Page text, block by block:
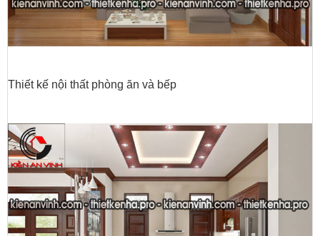
Thiết kế nội thất phòng ăn và bếp